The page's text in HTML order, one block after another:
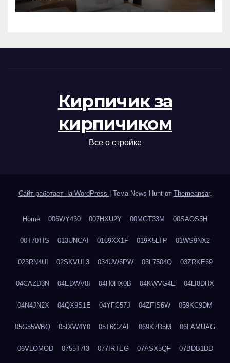
Кирпичик за
кирпичиком
Все о стройке
Сайт работает на WordPress Тема News Hunt от Themeansar.
Home 006WY430 007HXU2Y 00MGT33M 00SAOS5H
00T70TIS 013UNCAI 0169XX1F 019K5LTP 01WS9NX2
023RN4UI 02SKVUL3 034UW6PW 03L7504Q 03ZRKE69
04CAZD3N 04EDWV8I 04H0HX0B 04KWVG4E 04LI8DHX
04N4JN2X 04QX9S1E 04YFC57J 04ZFIS6W 059KC9DM
05G55WBQ 05IXW4Y0 05T6CZAL 069K7D5M 06FAMUAG
06VLOMOD 0755T7I3 077IRTEG 07ASX5QF 07BDB1DD